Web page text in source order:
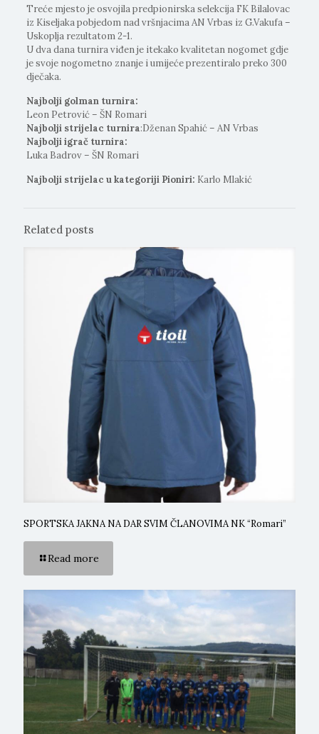
Treće mjesto je osvojila predpionirska selekcija FK Bilalovac
iz Kiseljaka pobjedom nad vršnjacima AN Vrbas iz G.Vakufa –
Uskoplja rezultatom 2-1.
U dva dana turnira viđen je itekako kvalitetan nogomet gdje
je svoje nogometno znanje i umijeće prezentiralo preko 300
dječaka.
Najbolji golman turnira:
Leon Petrović – ŠN Romari
Najbolji strijelac turnira:Dženan Spahić – AN Vrbas
Najbolji igrač turnira:
Luka Badrov – ŠN Romari
Najbolji strijelac u kategoriji Pioniri: Karlo Mlakić
Related posts
SPORTSKA JAKNA NA DAR SVIM ČLANOVIMA NK “Romari”
Read more